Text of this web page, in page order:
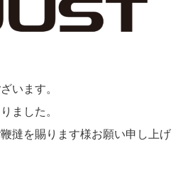
います。
ました。
撻を賜ります様お願い申し上げ